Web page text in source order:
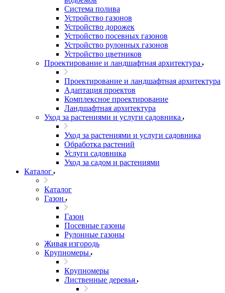
Система полива
Устройство газонов
Устройство дорожек
Устройство посевных газонов
Устройство рулонных газонов
Устройство цветников
Проектирование и ландшафтная архитектура
Проектирование и ландшафтная архитектура
Адаптация проектов
Комплексное проектирование
Ландшафтная архитектура
Уход за растениями и услуги садовника
Уход за растениями и услуги садовника
Обработка растений
Услуги садовника
Уход за садом и растениями
Каталог
Каталог
Газон
Газон
Посевные газоны
Рулонные газоны
Живая изгородь
Крупномеры
Крупномеры
Лиственные деревья